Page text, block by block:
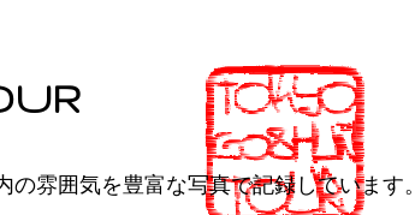
雰囲気を豊富な写真で記録しています。